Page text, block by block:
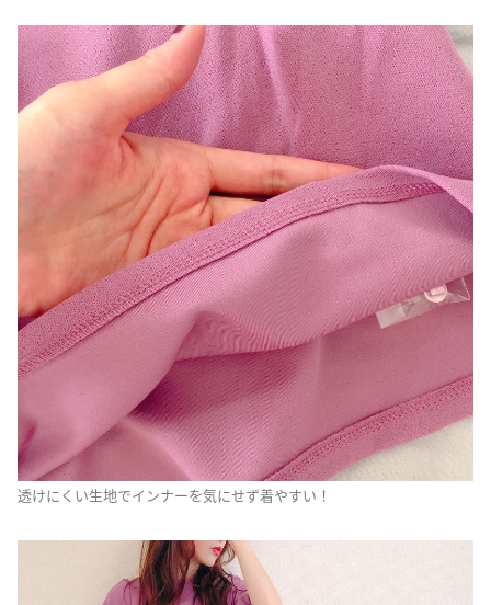
透けにくい生地でインナーを気にせず着やすい！